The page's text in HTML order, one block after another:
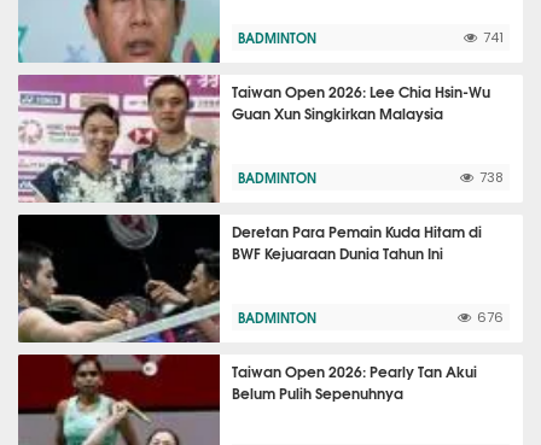
BADMINTON 741
Taiwan Open 2026: Lee Chia Hsin-Wu
Guan Xun Singkirkan Malaysia
BADMINTON 738
Deretan Para Pemain Kuda Hitam di
BWF Kejuaraan Dunia Tahun Ini
BADMINTON 676
Taiwan Open 2026: Pearly Tan Akui
Belum Pulih Sepenuhnya